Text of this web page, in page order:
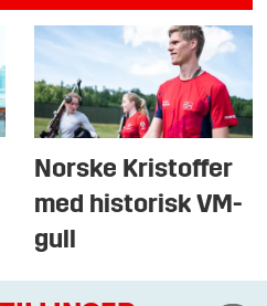
Norske Kristoffer
med historisk VM-
gull